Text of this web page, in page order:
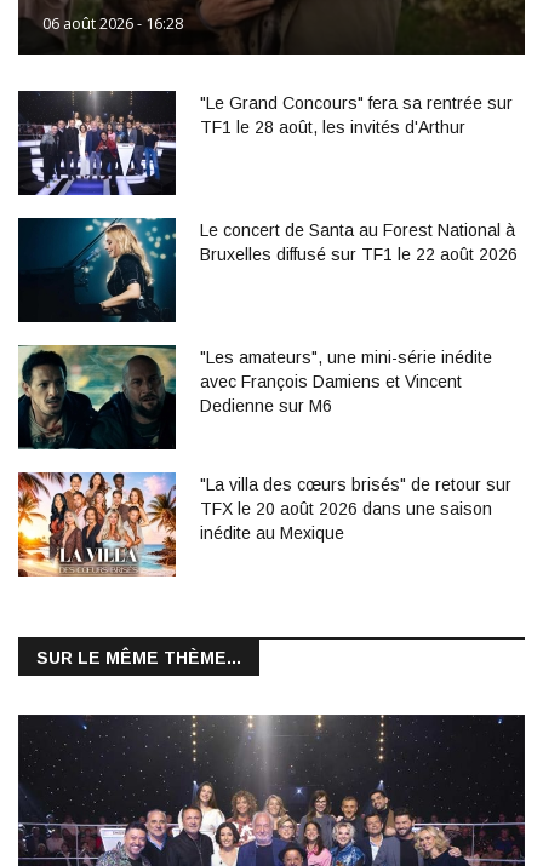
06 août 2026 - 16:28
"Le Grand Concours" fera sa rentrée sur
TF1 le 28 août, les invités d'Arthur
Le concert de Santa au Forest National à
Bruxelles diffusé sur TF1 le 22 août 2026
"Les amateurs", une mini-série inédite
avec François Damiens et Vincent
Dedienne sur M6
"La villa des cœurs brisés" de retour sur
TFX le 20 août 2026 dans une saison
inédite au Mexique
SUR LE MÊME THÈME...